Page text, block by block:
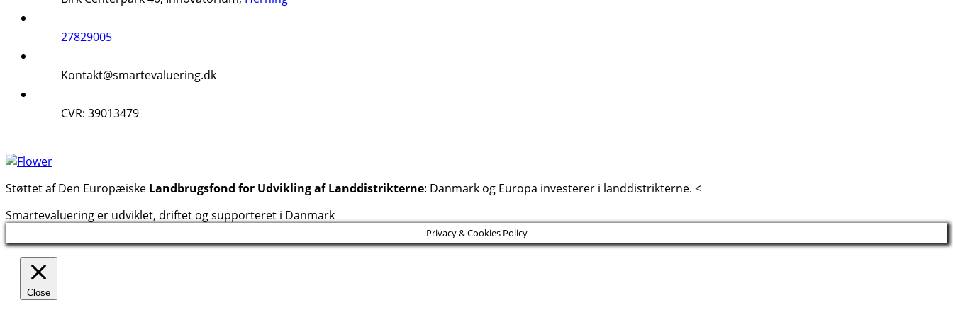
27829005
Kontakt@smartevaluering.dk
CVR: 39013479
Støttet af Den Europæiske Landbrugsfond for Udvikling af Landdistrikterne: Danmark og Europa investerer i landdistrikterne. <
Smartevaluering er udviklet, driftet og supporteret i Danmark
Privacy & Cookies Policy
Close